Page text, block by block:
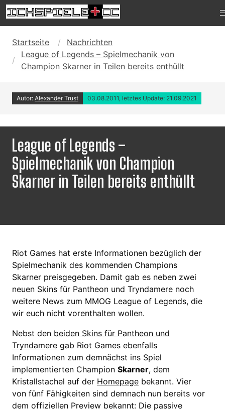
Startseite
Nachrichten
League of Legends – Spielmechanik von
Champion Skarner in Teilen bereits enthüllt
Autor: Alexander Trust 03.08.2011, letztes Update: 21.09.2021
League of Legends –
Spielmechanik von Champion
Skarner in Teilen bereits enthüllt
Riot Games hat erste Informationen bezüglich der
Spielmechanik des kommenden Champions
Skarner preisgegeben. Damit gab es neben zwei
neuen Skins für Pantheon und Tryndamere noch
weitere News zum MMOG League of Legends, die
wir euch nicht vorenthalten wollen.
Nebst den beiden Skins für Pantheon und
Tryndamere gab Riot Games ebenfalls
Informationen zum demnächst ins Spiel
implementierten Champion Skarner, dem
Kristallstachel auf der Homepage bekannt. Vier
von fünf Fähigkeiten sind demnach nun bereits vor
dem offiziellen Preview bekannt: Die passive